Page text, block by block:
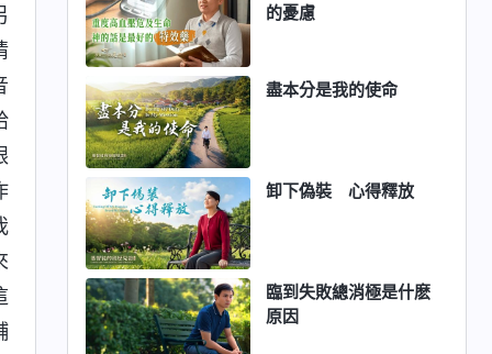
的憂慮
盡本分是我的使命
卸下偽裝 心得釋放
臨到失敗總消極是什麽
原因